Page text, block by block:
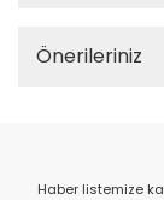
Önerileriniz
Haber listemize